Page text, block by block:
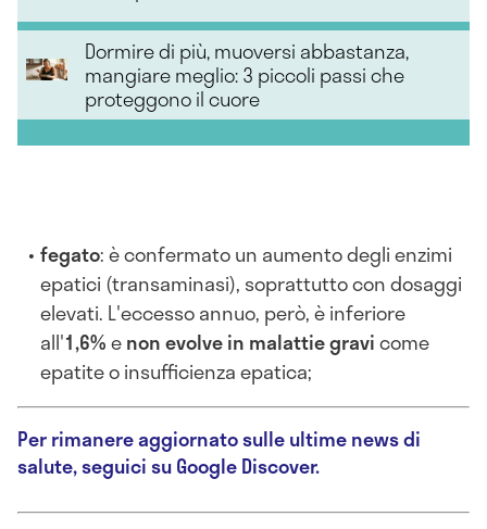
Dormire di più, muoversi abbastanza,
mangiare meglio: 3 piccoli passi che
proteggono il cuore
fegato: è confermato un aumento degli enzimi
epatici (transaminasi), soprattutto con dosaggi
elevati. L'eccesso annuo, però, è inferiore
all'1,6%enon evolve in malattie gravicome
epatite o insufficienza epatica;
Per rimanere aggiornato sulle ultime news di
salute, seguici su Google Discover.